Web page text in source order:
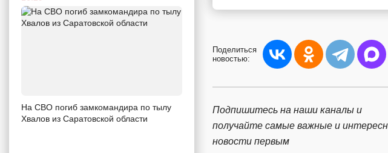
На СВО погиб замкомандира по тылу
Хвалов из Саратовской области
Поделиться
новостью:
Подпишитесь на наши каналы и
получайте самые важные и
новости первым